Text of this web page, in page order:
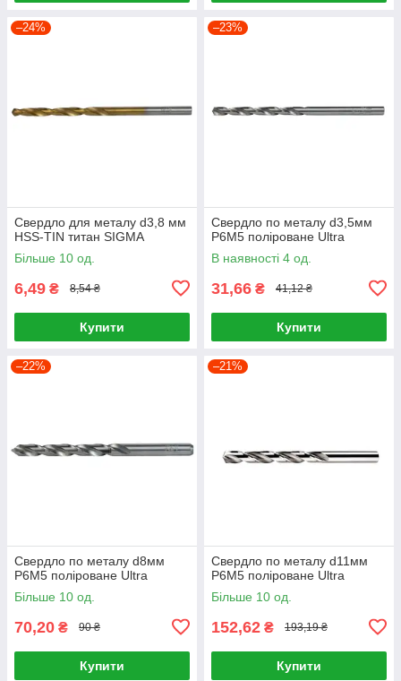
–24%
Свердло для металу d3,8 мм
HSS-TIN титан SIGMA
Більше 10 од.
6,49 ₴ 8,54 ₴
Купити
–23%
Свердло по металу d3,5мм
P6M5 поліроване Ultra
В наявності 4 од.
31,66 ₴ 41,12 ₴
Купити
–22%
Свердло по металу d8мм
P6M5 поліроване Ultra
Більше 10 од.
70,20 ₴ 90 ₴
Купити
–21%
Свердло по металу d11мм
P6M5 поліроване Ultra
Більше 10 од.
152,62 ₴ 193,19 ₴
Купити